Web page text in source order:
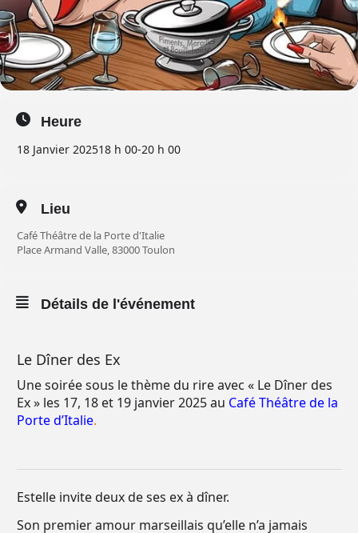
Heure
18 Janvier 202518 h 00-20 h 00
Lieu
Café Théâtre de la Porte d'Italie
Place Armand Valle, 83000 Toulon
Détails de l'événement
Le Dîner des Ex
Une soirée sous le thème du rire avec « Le Dîner des
Ex » les 17, 18 et 19 janvier 2025 au Café Théâtre de la
Porte d’Italie.
Estelle invite deux de ses ex à dîner.
Son premier amour marseillais qu’elle n’a jamais